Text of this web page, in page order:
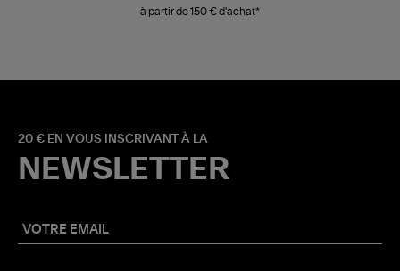
à partir de 150 € d'achat*
20 € EN VOUS INSCRIVANT À LA
NEWSLETTER